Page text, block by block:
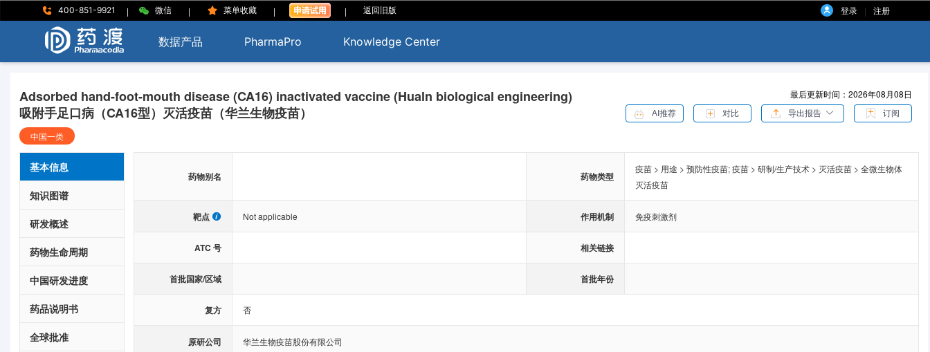
400-851-9921 | 微信 | 菜单收藏 | | 返回旧版 登录 | 注册
数据产品 PharmaPro Knowledge Center
Adsorbed hand-foot-mouth disease (CA16) inactivated vaccine (Hualn biological engineering)
吸附手足口病（CA16型）灭活疫苗（华兰生物疫苗）
最后更新时间：2026年08月08日
AI推荐 对比 导出报告 订阅
中国一类
基本信息
知识图谱
研发概述
药物生命周期
中国研发进度
药品说明书
全球批准
药物别名 药物类型
疫苗 > 用途 > 预防性疫苗;疫苗 > 研制/生产技术 > 灭活疫苗 > 全微生物体
灭活疫苗
靶点 Not applicable 作用机制 免疫刺激剂
ATC 号 相关链接
首批国家/区域 首批年份
复方 否
原研公司 华兰生物疫苗股份有限公司